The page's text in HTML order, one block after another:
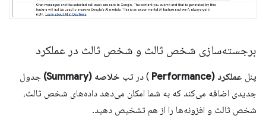
برجسته‌سازی شخص ثالث و شخص ثالث در عملکرد
پنل عملکرد (Performance ) در تب خلاصه (Summary)
جدول
جدیدی اضافه می‌کند که به شما امکان می‌دهد داده‌های شخص ثالث،
شخص ثالث و افزونه‌ها را از هم تشخیص دهید.